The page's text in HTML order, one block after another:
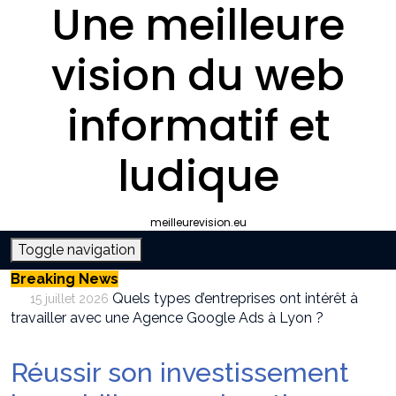
Une meilleure
vision du web
informatif et
ludique
meilleurevision.eu
Toggle navigation
Breaking News
15 juillet 2026 Quels types d’entreprises ont intérêt à
travailler avec une Agence Google Ads à Lyon ?
12 juin 2026
Survivalisme boutique : où acheter son
Réussir son investissement